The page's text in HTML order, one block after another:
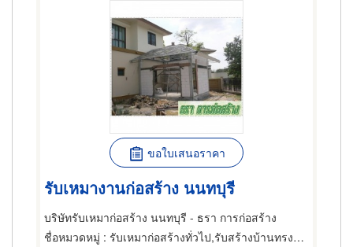
ขอใบเสนอราคา
รับเหมางานก่อสร้าง นนทบุรี
บริษัทรับเหมาก่อสร้าง นนทบุรี - ธรา การก่อสร้าง
ชื่อหมวดหมู่ : รับเหมาก่อสร้างทั่วไป,รับสร้างบ้านทรงไทย,ที่ปรึกษาก่อสร้าง